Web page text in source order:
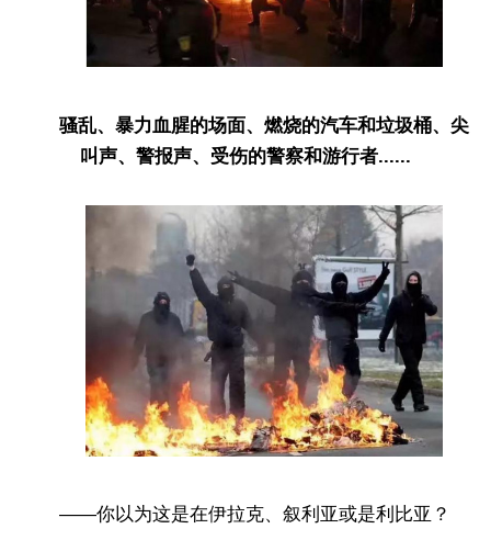
骚乱、暴力血腥的场面、燃烧的汽车和垃圾桶、尖
叫声、警报声、受伤的警察和游行者......
——你以为这是在伊拉克、叙利亚或是利比亚？